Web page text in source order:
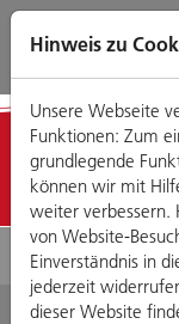
Direkt
zum
Zum
Hauptmenü
Zum
Footermenü
Zur
Website-
Hinweis zu
Unsere Webseite
Funktionen: Zum
grundlegende
können wir mit
weiter verbessern.
von Website-
Einverständnis in
jederzeit
dieser Website